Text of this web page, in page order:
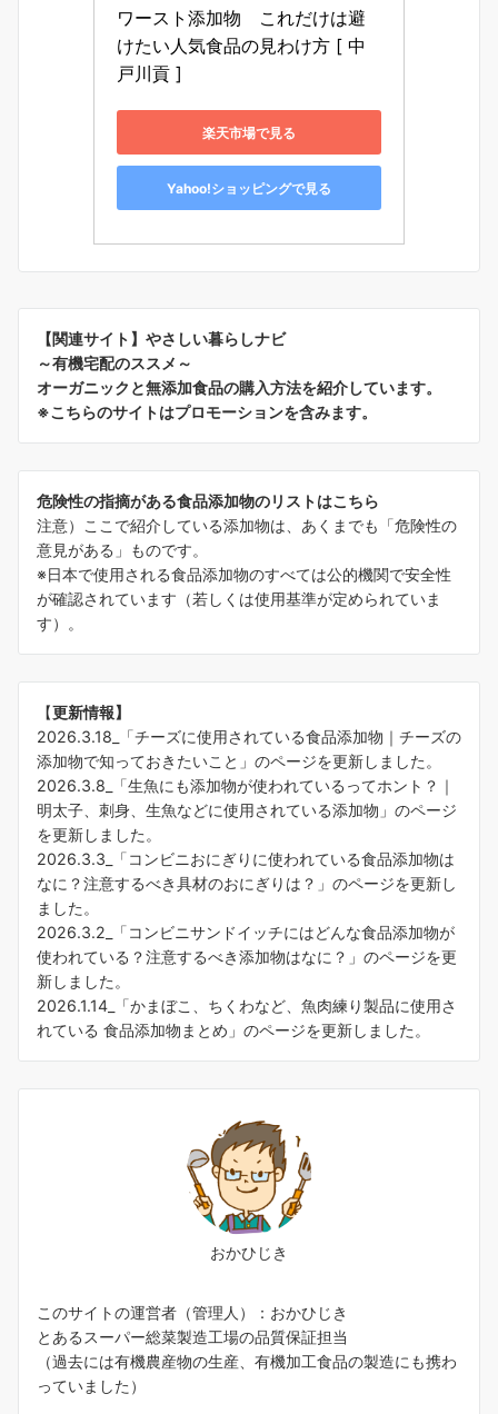
ワースト添加物　これだけは避
けたい人気食品の見わけ方 [ 中
戸川貢 ]
楽天市場で見る
Yahoo!ショッピングで見る
【関連サイト】やさしい暮らしナビ
～有機宅配のススメ～
オーガニックと無添加食品の購入方法を紹介しています。
※こちらのサイトはプロモーションを含みます。
危険性の指摘がある食品添加物のリストはこちら
注意）ここで紹介している添加物は、あくまでも「危険性の
意見がある」ものです。
※日本で使用される食品添加物のすべては公的機関で安全性
が確認されています（若しくは使用基準が定められていま
す）。
【更新情報】
2026.3.18_「チーズに使用されている食品添加物｜チーズの
添加物で知っておきたいこと 」のページを更新しました。
2026.3.8_「生魚にも添加物が使われているってホント？｜
明太子、刺身、生魚などに使用されている添加物 」のページ
を更新しました。
2026.3.3_「コンビニおにぎりに使われている食品添加物は
なに？注意するべき具材のおにぎりは？ 」のページを更新し
ました。
2026.3.2_「コンビニサンドイッチにはどんな食品添加物が
使われている？注意するべき添加物はなに？ 」のページを更
新しました。
2026.1.14_「かまぼこ、ちくわなど、魚肉練り製品に使用さ
れている 食品添加物まとめ 」のページを更新しました。
おかひじき
このサイトの運営者（管理人）：おかひじき
とあるスーパー総菜製造工場の品質保証担当
（過去には有機農産物の生産、有機加工食品の製造にも携わ
っていました）